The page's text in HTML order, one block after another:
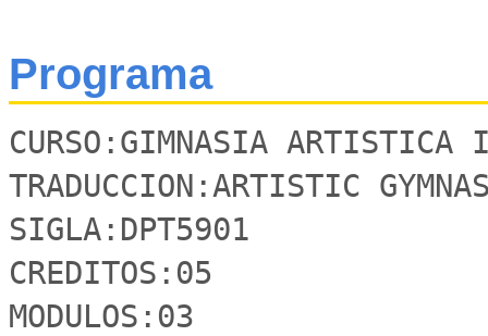
Programa
CURSO:GIMNASIA ARTISTICA
TRADUCCION:ARTISTIC
SIGLA:DPT5901
CREDITOS:05
MODULOS:03